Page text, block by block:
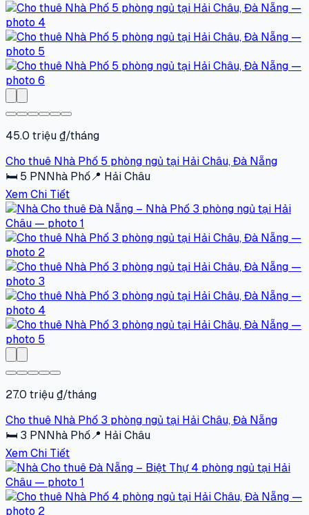
45.0 triệu ₫/tháng
Cho thuê Nhà Phố 5 phòng ngủ tại Hải Châu, Đà Nẵng
🛏 5 PNNhà Phố📍 Hải Châu
Xem Chi Tiết
27.0 triệu ₫/tháng
Cho thuê Nhà Phố 3 phòng ngủ tại Hải Châu, Đà Nẵng
🛏 3 PNNhà Phố📍 Hải Châu
Xem Chi Tiết